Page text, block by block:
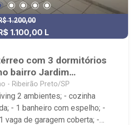
1.200,00
1.100,00 L
com 3 dormitórios
bairro Jardim
- Ribeirão Preto/SP
2 ambientes; - cozinha
- 1 banheiro com espelho; -
vaga de garagem coberta; -